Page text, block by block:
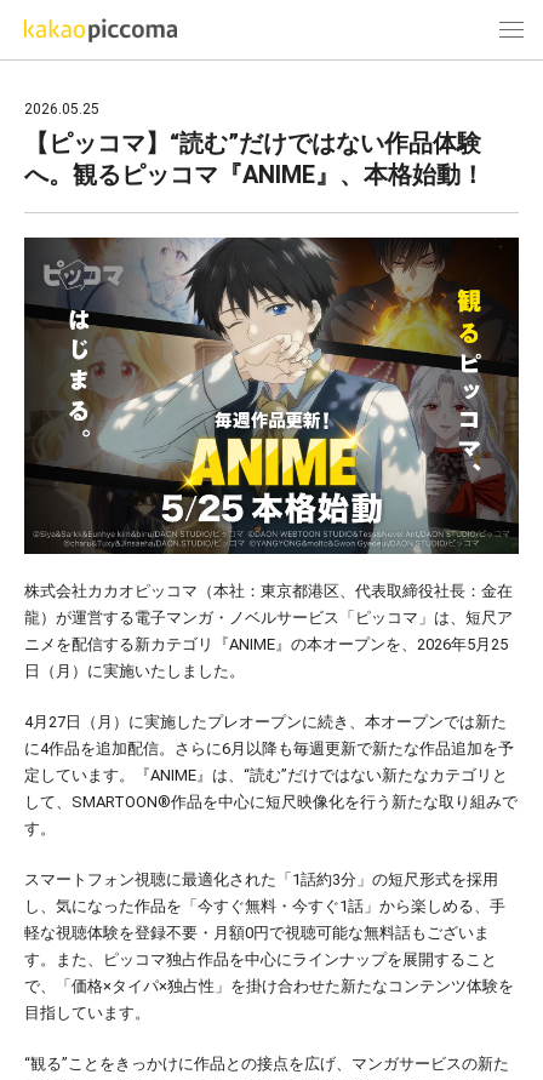
2026.05.25
【ピッコマ】“読む”だけではない作品体験
へ。観るピッコマ『ANIME』、本格始動！
株式会社カカオピッコマ（本社：東京都港区、代表取締役社長：金在
龍）が運営する電子マンガ・ノベルサービス「ピッコマ」は、短尺ア
ニメを配信する新カテゴリ『ANIME』の本オープンを、2026年5月25
日（月）に実施いたしました。
4月27日（月）に実施したプレオープンに続き、本オープンでは新た
に4作品を追加配信。さらに6月以降も毎週更新で新たな作品追加を予
定しています。『ANIME』は、“読む”だけではない新たなカテゴリと
して、SMARTOON®️作品を中心に短尺映像化を行う新たな取り組みで
す。
スマートフォン視聴に最適化された「1話約3分」の短尺形式を採用
し、気になった作品を「今すぐ無料・今すぐ1話」から楽しめる、手
軽な視聴体験を登録不要・月額0円で視聴可能な無料話もございま
す。また、ピッコマ独占作品を中心にラインナップを展開すること
で、「価格×タイパ×独占性」を掛け合わせた新たなコンテンツ体験を
目指しています。
“観る”ことをきっかけに作品との接点を広げ、マンガサービスの新た